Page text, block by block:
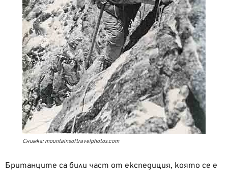
Снимка: mountainsoftravelphotos.com
Британците са били част от експедиция, която се е